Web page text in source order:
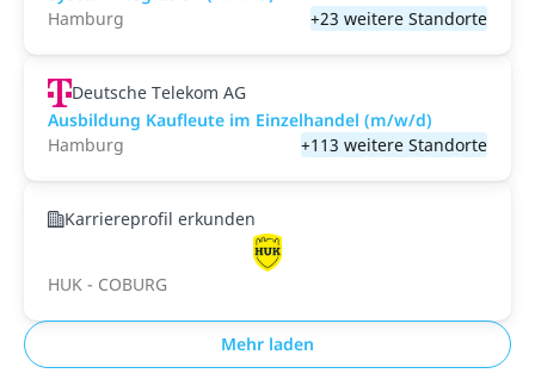
Hamburg
+23 weitere Standorte
Deutsche Telekom AG
Ausbildung Kaufleute im Einzelhandel (m/w/d)
Hamburg
+113 weitere Standorte
Karriereprofil erkunden
HUK - COBURG
Mehr laden